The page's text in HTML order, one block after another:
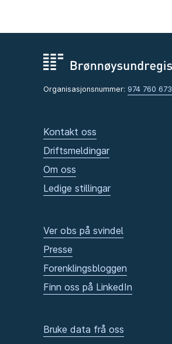
Organisasjonsnummer: 974 760 673
Kontakt oss
Driftsmeldingar
Om oss
Ledige stillingar
Ver obs på svindel
Presse
Forenklingsbloggen
Finn oss på LinkedIn
Bruke data frå oss